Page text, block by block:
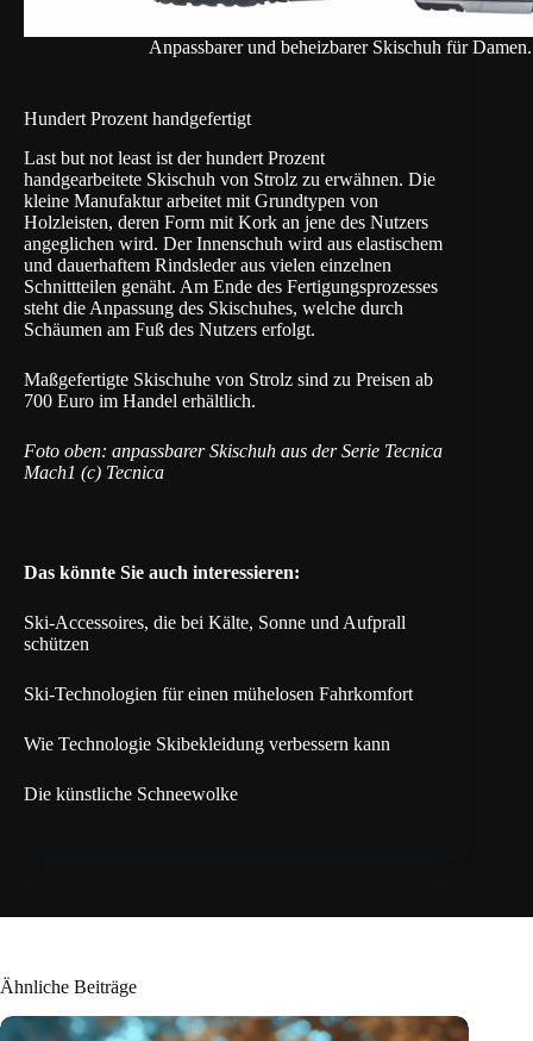
Anpassbarer und beheizbarer Skischuh für
Hundert Prozent handgefertigt
Last but not least ist der hundert Prozent
handgearbeitete Skischuh von Strolz zu erwähnen. Die
kleine Manufaktur arbeitet mit Grundtypen von
Holzleisten, deren Form mit Kork an jene des Nutzers
angeglichen wird. Der Innenschuh wird aus elastischem
und dauerhaftem Rindsleder aus vielen einzelnen
Schnittteilen genäht. Am Ende des Fertigungsprozesses
steht die Anpassung des Skischuhes, welche durch
Schäumen am Fuß des Nutzers erfolgt.
Maßgefertigte Skischuhe von Strolz sind zu Preisen ab
700 Euro im Handel erhältlich.
Foto oben: anpassbarer Skischuh aus der Serie Tecnica
Mach1 (c) Tecnica
Das könnte Sie auch interessieren:
Ski-Accessoires, die bei Kälte, Sonne und Aufprall
schützen
Ski-Technologien für einen mühelosen Fahrkomfort
Wie Technologie Skibekleidung verbessern kann
Die künstliche Schneewolke
Ähnliche Beiträge